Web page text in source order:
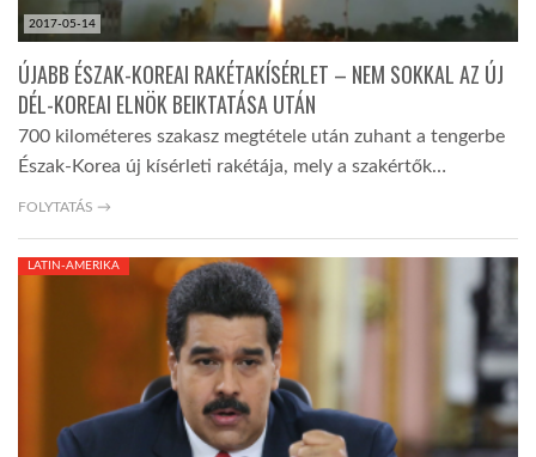
A NAP SZÉPE
LINKTR.EE
GLOBOZSARU
DOBRAVERO.HU
GLOBOBOOK
2017-05-14
ÚJABB ÉSZAK-KOREAI RAKÉTAKÍSÉRLET – NEM SOKKAL AZ ÚJ
DÉL-KOREAI ELNÖK BEIKTATÁSA UTÁN
700 kilométeres szakasz megtétele után zuhant a tengerbe
Észak-Korea új kísérleti rakétája, mely a szakértők…
FOLYTATÁS →
LATIN-AMERIKA